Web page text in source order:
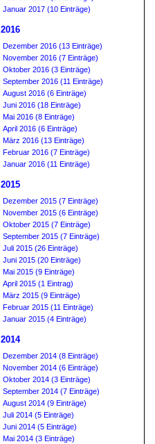
Januar 2017 (10 Einträge)
2016
Dezember 2016 (13 Einträge)
November 2016 (7 Einträge)
Oktober 2016 (3 Einträge)
September 2016 (11 Einträge)
August 2016 (6 Einträge)
Juni 2016 (18 Einträge)
Mai 2016 (8 Einträge)
April 2016 (6 Einträge)
März 2016 (13 Einträge)
Februar 2016 (7 Einträge)
Januar 2016 (11 Einträge)
2015
Dezember 2015 (7 Einträge)
November 2015 (6 Einträge)
Oktober 2015 (7 Einträge)
September 2015 (7 Einträge)
Juli 2015 (26 Einträge)
Juni 2015 (20 Einträge)
Mai 2015 (9 Einträge)
April 2015 (1 Eintrag)
März 2015 (9 Einträge)
Februar 2015 (11 Einträge)
Januar 2015 (4 Einträge)
2014
Dezember 2014 (8 Einträge)
November 2014 (6 Einträge)
Oktober 2014 (3 Einträge)
September 2014 (7 Einträge)
August 2014 (9 Einträge)
Juli 2014 (5 Einträge)
Juni 2014 (5 Einträge)
Mai 2014 (3 Einträge)